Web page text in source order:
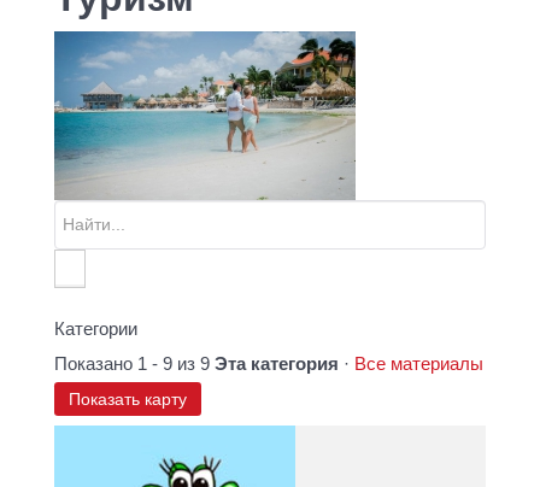
Категории
Показано 1 - 9 из 9 Эта категория · Все материалы
Показать карту